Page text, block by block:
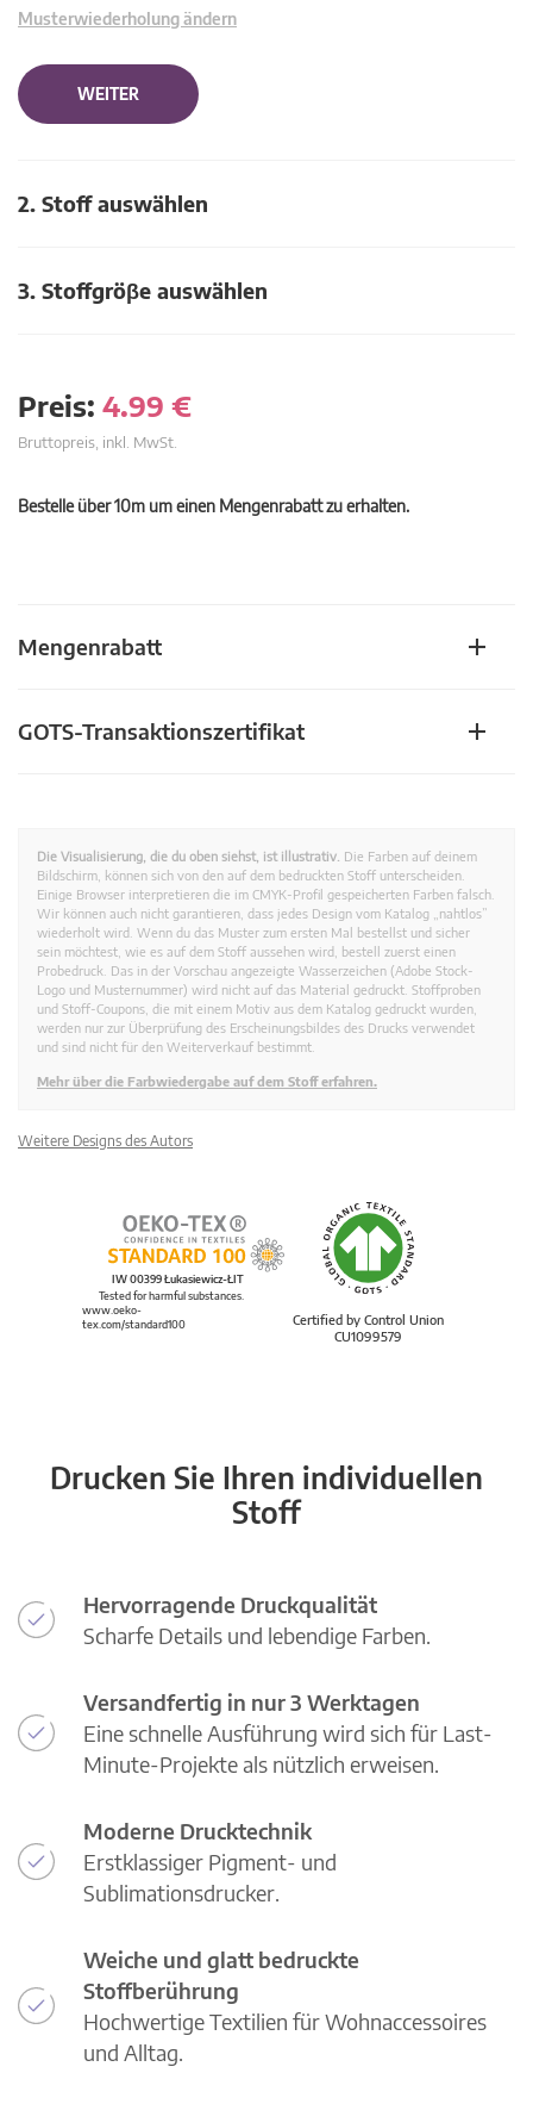
Musterwiederholung ändern
WEITER
2. Stoff auswählen
3. Stoffgröβe auswählen
Preis: 4.99 €
Bruttopreis, inkl. MwSt.
Bestelle über 10m um einen Mengenrabatt zu erhalten.
Mengenrabatt
GOTS-Transaktionszertifikat
Die Visualisierung, die du oben siehst, ist illustrativ. Die Farben auf deinem
Bildschirm, können sich von den auf dem bedruckten Stoff unterscheiden.
Einige Browser interpretieren die im CMYK-Profil gespeicherten Farben falsch.
Wir können auch nicht garantieren, dass jedes Design vom Katalog „nahtlos”
wiederholt wird. Wenn du das Muster zum ersten Mal bestellst und sicher
sein möchtest, wie es auf dem Stoff aussehen wird, bestell zuerst einen
Probedruck. Das in der Vorschau angezeigte Wasserzeichen (Adobe Stock-
Logo und Musternummer) wird nicht auf das Material gedruckt. Stoffproben
und Stoff-Coupons, die mit einem Motiv aus dem Katalog gedruckt wurden,
werden nur zur Überprüfung des Erscheinungsbildes des Drucks verwendet
und sind nicht für den Weiterverkauf bestimmt.
Mehr über die Farbwiedergabe auf dem Stoff erfahren.
Weitere Designs des Autors
Certified by Control Union
CU1099579
IW 00399 Łukasiewicz-ŁIT
Tested for harmful substances.
www.oeko-
tex.com/standard100
Drucken Sie Ihren individuellen
Stoff
Hervorragende Druckqualität
Scharfe Details und lebendige Farben.
Versandfertig in nur 3 Werktagen
Eine schnelle Ausführung wird sich für Last-
Minute-Projekte als nützlich erweisen.
Moderne Drucktechnik
Erstklassiger Pigment- und
Sublimationsdrucker.
Weiche und glatt bedruckte
Stoffberührung
Hochwertige Textilien für Wohnaccessoires
und Alltag.